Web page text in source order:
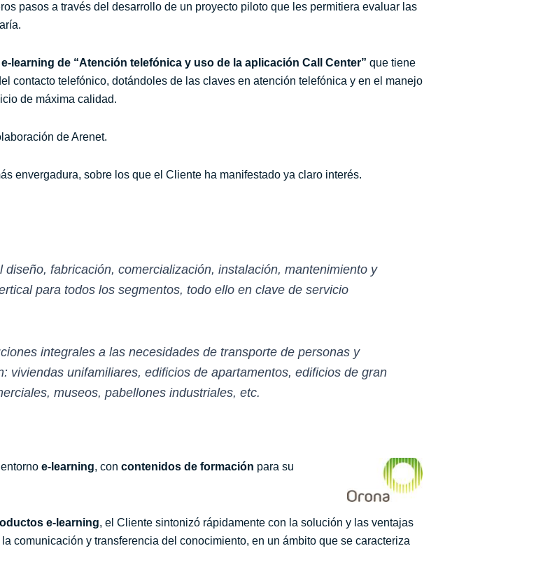
pasos a través del desarrollo de un proyecto piloto que les permitiera evaluar las
learning de “Atención telefónica y uso de la aplicación Call Center” que tiene
contacto telefónico, dotándoles de las claves en atención telefónica y en el manejo
de máxima calidad.
de Arenet.
envergadura, sobre los que el Cliente ha manifestado ya claro interés.
fabricación, comercialización, instalación, mantenimiento y
para todos los segmentos, todo ello en clave de servicio
integrales a las necesidades de transporte de personas y
viviendas unifamiliares, edificios de apartamentos, edificios de gran
museos, pabellones industriales, etc.
e-learning, con contenidos de formación para su
e-learning, el Cliente sintonizó rápidamente con la solución y las ventajas
comunicación y transferencia del conocimiento, en un ámbito que se caracteriza